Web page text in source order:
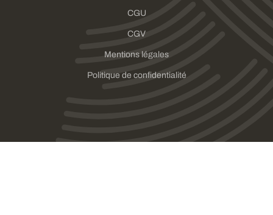
CGU
CGV
Mentions légales
Politique de confidentialité